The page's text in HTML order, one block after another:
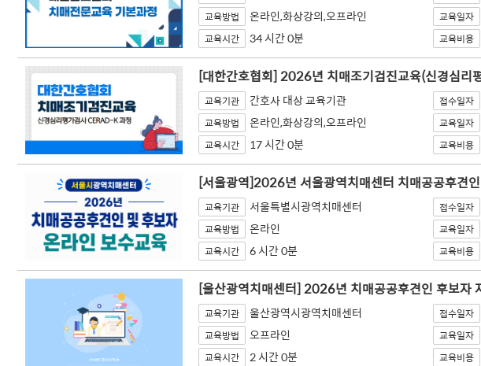
교육방법 온라인,화상강의,오프라인 교육일자
교육시간 34 시간 0분 교육비용
[대한간호협회] 2026년 치매조기검진교육(신경심리
교육기관 간호사 대상 교육기관 접수일자
교육방법 온라인,화상강의,오프라인 교육일자
교육시간 17 시간 0분 교육비용
[서울광역]2026년 서울광역치매센터 치매공공후견
교육기관 서울특별시광역치매센터 접수일자
교육방법 온라인 교육일자
교육시간 6 시간 0분 교육비용
[울산광역치매센터] 2026년 치매공공후견인 후보자
교육기관 울산광역시광역치매센터 접수일자
교육방법 오프라인 교육일자
교육시간 2 시간 0분 교육비용